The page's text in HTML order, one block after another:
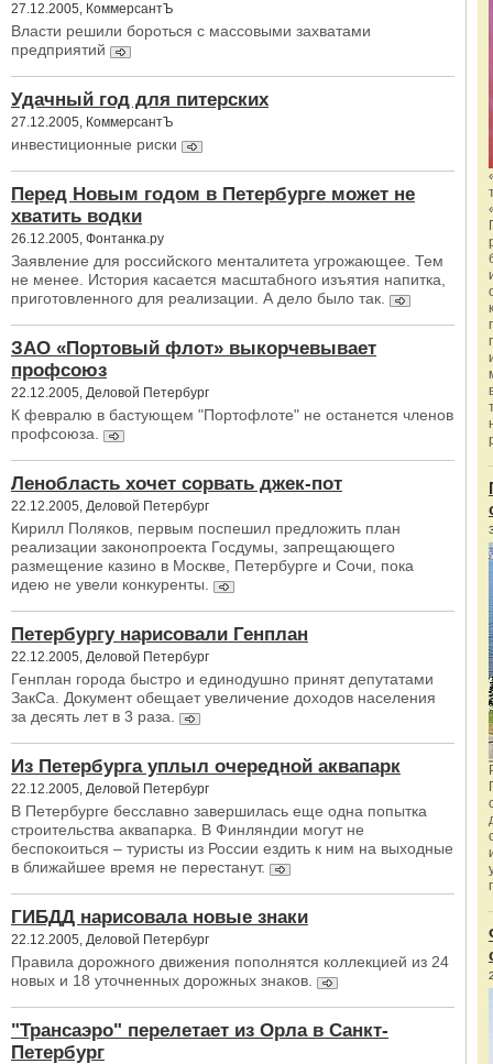
27.12.2005, КоммерсантЪ
Власти решили бороться с массовыми захватами
предприятий
Удачный год для питерских
27.12.2005, КоммерсантЪ
инвестиционные риски
Перед Новым годом в Петербурге может не
хватить водки
26.12.2005, Фонтанка.ру
Заявление для российского менталитета угрожающее. Тем
не менее. История касается масштабного изъятия напитка,
приготовленного для реализации. А дело было так.
ЗАО «Портовый флот» выкорчевывает
профсоюз
22.12.2005, Деловой Петербург
К февралю в бастующем "Портофлоте" не останется членов
профсоюза.
Ленобласть хочет сорвать джек-пот
22.12.2005, Деловой Петербург
Кирилл Поляков, первым поспешил предложить план
реализации законопроекта Госдумы, запрещающего
размещение казино в Москве, Петербурге и Сочи, пока
идею не увели конкуренты.
Петербургу нарисовали Генплан
22.12.2005, Деловой Петербург
Генплан города быстро и единодушно принят депутатами
ЗакСа. Документ обещает увеличение доходов населения
за десять лет в 3 раза.
Из Петербурга уплыл очередной аквапарк
22.12.2005, Деловой Петербург
В Петербурге бесславно завершилась еще одна попытка
строительства аквапарка. В Финляндии могут не
беспокоиться – туристы из России ездить к ним на выходные
в ближайшее время не перестанут.
ГИБДД нарисовала новые знаки
22.12.2005, Деловой Петербург
Правила дорожного движения пополнятся коллекцией из 24
новых и 18 уточненных дорожных знаков.
"Трансаэро" перелетает из Орла в Санкт-
Петербург